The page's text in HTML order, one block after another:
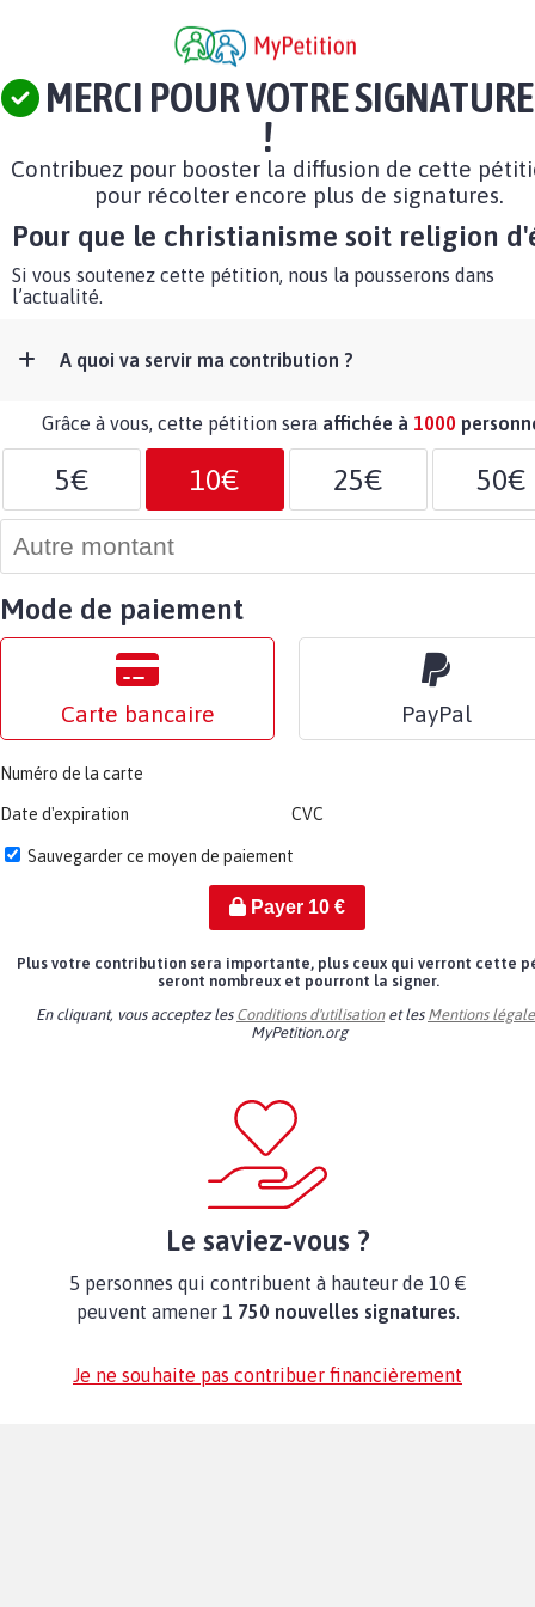
MERCI POUR VOTRE SIGNATURE
!
Contribuez pour booster la diffusion de cette
pour récolter encore plus de signatures.
Pour que le christianisme soit religion
Si vous soutenez cette pétition, nous la pousserons dans
l’actualité.
A quoi va servir ma contribution ?
Grâce à vous, cette pétition sera affichée à 1000
5€ 10€ 25€ 50€
Mode de paiement
Carte bancaire PayPal
Numéro de la carte
Date d'expiration CVC
Sauvegarder ce moyen de paiement
Payer 10€
Plus votre contribution sera importante, plus ceux qui verront cette
seront nombreux et pourront la signer.
En cliquant, vous acceptez les Conditions d'utilisationet les Mentions
MyPetition.org
Le saviez-vous ?
5 personnes qui contribuent à hauteur de 10 €
peuvent amener 1 750 nouvelles signatures.
Je ne souhaite pas contribuer financièrement